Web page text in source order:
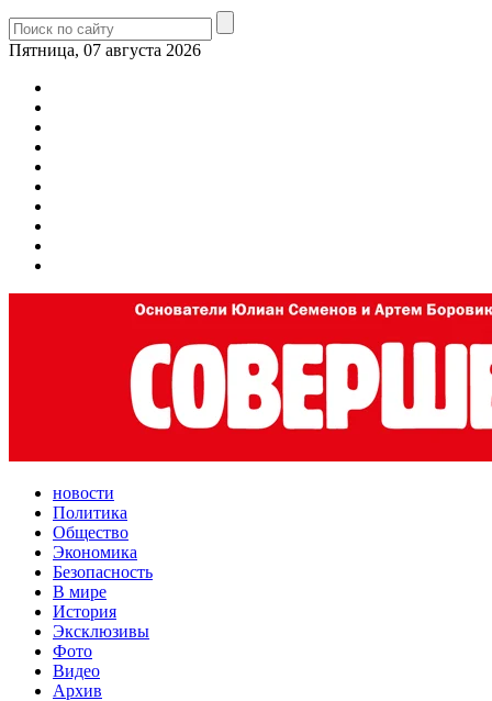
Пятница, 07 августа 2026
новости
Политика
Общество
Экономика
Безопасность
В мире
История
Эксклюзивы
Фото
Видео
Архив